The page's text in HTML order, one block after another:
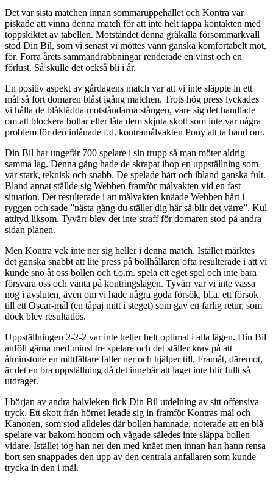
Det var sista matchen innan sommaruppehållet och Kontra var
piskade att vinna denna match för att inte helt tappa kontakten med
toppskiktet av tabellen. Motståndet denna gråkalla försommarkväll
stod Din Bil, som vi senast vi möttes vann ganska komfortabelt mot,
för. Förra årets sammandrabbningar renderade en vinst och en
förlust. Så skulle det också bli i år.
En positiv aspekt av gårdagens match var att vi inte släppte in ett
mål så fort domaren blåst igång matchen. Trots hög press lyckades
vi hålla de blåklädda motståndarna stången, vare sig det handlade
om att blockera bollar eller låta dem skjuta skott som inte var några
problem för den inlånade f.d. kontramålvakten Pony att ta hand om.
Din Bil har ungefär 700 spelare i sin trupp så man möter aldrig
samma lag. Denna gång hade de skrapat ihop en uppställning som
var stark, teknisk och snabb. De spelade hårt och ibland ganska fult.
Bland annat ställde sig Webben framför målvakten vid en fast
situation. Det resulterade i att målvakten knäade Webben hårt i
ryggen och sade ”nästa gång du ställer dig här så blir det värre”. Kul
attityd liksom. Tyvärr blev det inte straff för domaren stod på andra
sidan planen.
Men Kontra vek inte ner sig heller i denna match. Istället märktes
det ganska snabbt att lite press på bollhållaren ofta resulterade i att vi
kunde sno åt oss bollen och t.o.m. spela ett eget spel och inte bara
försvara oss och vänta på kontringslägen. Tyvärr var vi inte vassa
nog i avsluten, även om vi hade några goda försök, bl.a. ett försök
till ett Oscar-mål (en tåpaj mitt i steget) som gav en farlig retur, som
dock blev resultatlös.
Uppställningen 2-2-2 var inte heller helt optimal i alla lägen. Din Bil
anföll gärna med minst tre spelare och det ställer krav på att
åtminstone en mittfältare faller ner och hjälper till. Framåt, däremot,
är det en bra uppställning då det innebär att laget inte blir fullt så
utdraget.
I början av andra halvleken fick Din Bil utdelning av sitt offensiva
tryck. Ett skott från hörnet letade sig in framför Kontras mål och
Kanonen, som stod alldeles där bollen hamnade, noterade att en blå
spelare var bakom honom och vågade således inte släppa bollen
vidare. Istället tog han ner den med knäet men innan han hann rensa
bort sen snappades den upp av den centrala anfallaren som kunde
trycka in den i mål.